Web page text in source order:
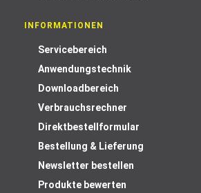
INFORMATIONEN
Servicebereich
Anwendungstechnik
Downloadbereich
Verbrauchsrechner
Direktbestellformular
Bestellung & Lieferung
Newsletter bestellen
Produkte bewerten